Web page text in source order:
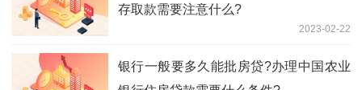
存取款需要注意什么?
2023-02-22
银行一般要多久能批房贷?办理中国农业